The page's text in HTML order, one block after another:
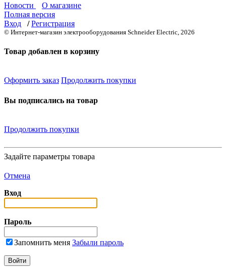
Новости
О магазине
Полная версия
Вход
/ Регистрация
© Интернет-магазин электрооборудования Schneider Electric, 2026
Товар добавлен в корзину
Оформить заказ Продолжить покупки
Вы подписались на товар
Продолжить покупки
Задайте параметры товара
Отмена
Вход
Пароль
Запомнить меня Забыли пароль